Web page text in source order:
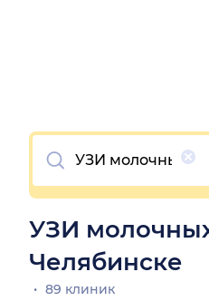
Очистить
УЗИ
Челябинске
89 клиник